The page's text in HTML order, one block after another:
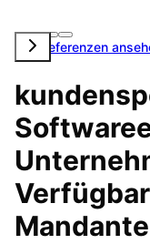
Alle Referenzen